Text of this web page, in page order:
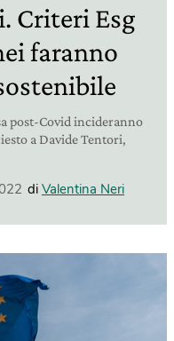
Criteri Esg
faranno
post-Covid incideranno
a Davide Tentori,
di Valentina Neri